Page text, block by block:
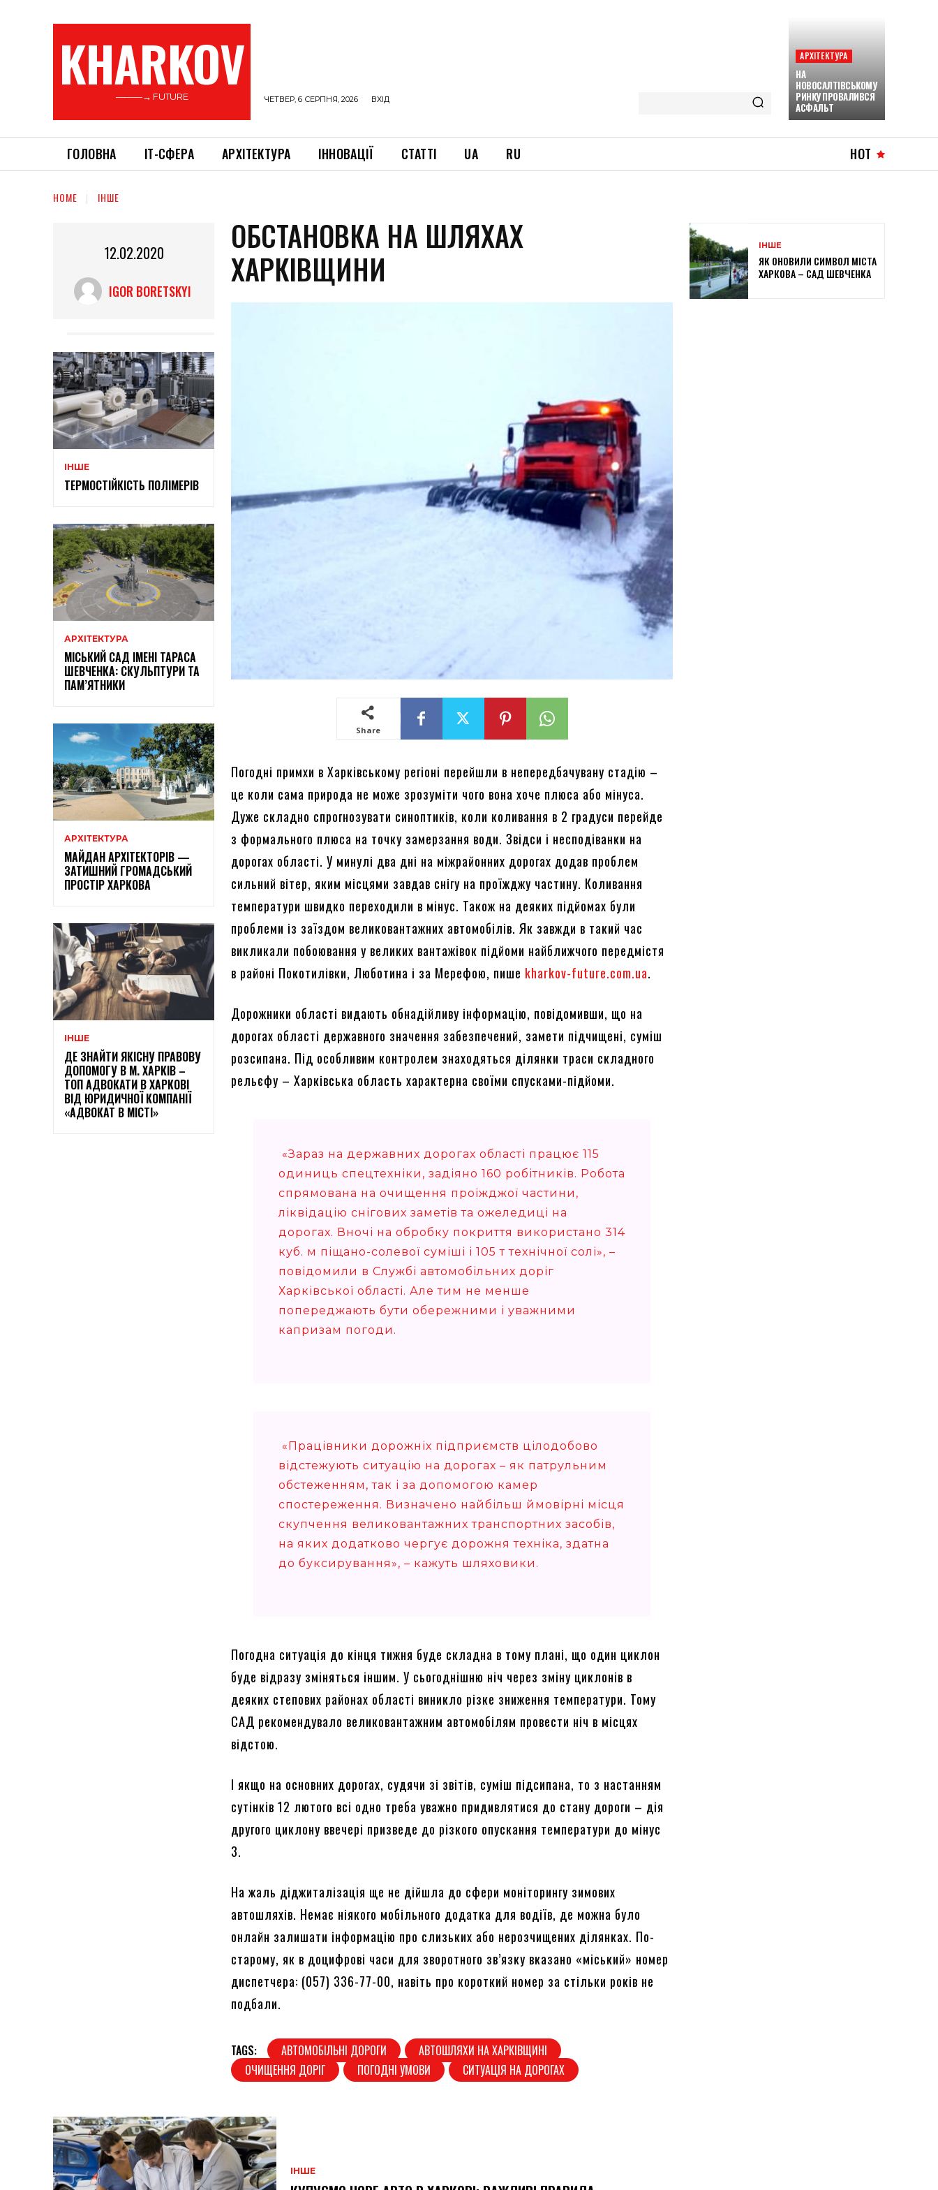
KHARKOV
———→ FUTURE ЧЕТВЕР, 6 СЕРПНЯ, 2026 ВХІД
АРХІТЕКТУРА
НА
НОВОСАЛТІВСЬКОМУ
РИНКУ ПРОВАЛИВСЯ
АСФАЛЬТ
ГОЛОВНА ІТ-СФЕРА АРХІТЕКТУРА ІННОВАЦІЇ СТАТТІ UA RU HOT
HOME ІНШЕ
12.02.2020
IGOR BORETSKYI
ІНШЕ
ТЕРМОСТІЙКІСТЬ ПОЛІМЕРІВ
АРХІТЕКТУРА
МІСЬКИЙ САД ІМЕНІ ТАРАСА
ШЕВЧЕНКА: СКУЛЬПТУРИ ТА
ПАМ’ЯТНИКИ
АРХІТЕКТУРА
МАЙДАН АРХІТЕКТОРІВ —
ЗАТИШНИЙ ГРОМАДСЬКИЙ
ПРОСТІР ХАРКОВА
ІНШЕ
ДЕ ЗНАЙТИ ЯКІСНУ ПРАВОВУ
ДОПОМОГУ В М. ХАРКІВ –
ТОП АДВОКАТИ В ХАРКОВІ
ВІД ЮРИДИЧНОЇ КОМПАНІЇ
«АДВОКАТ В МІСТІ»
ОБСТАНОВКА НА ШЛЯХАХ
ХАРКІВЩИНИ
Share
Погодні примхи в Харківському регіоні перейшли в непередбачувану стадію –
це коли сама природа не може зрозуміти чого вона хоче плюса або мінуса.
Дуже складно спрогнозувати синоптиків, коли коливання в 2 градуси перейде
з формального плюса на точку замерзання води. Звідси і несподіванки на
дорогах області. У минулі два дні на міжрайонних дорогах додав проблем
сильний вітер, яким місцями завдав снігу на проїжджу частину. Коливання
температури швидко переходили в мінус. Також на деяких підйомах були
проблеми із заїздом великовантажних автомобілів. Як завжди в такий час
викликали побоювання у великих вантажівок підйоми найближчого передмістя
в районі Покотилівки, Люботина і за Мерефою, пише kharkov-future.com.ua.
Дорожники області видають обнадійливу інформацію, повідомивши, що на
дорогах області державного значення забезпечений, замети підчищені, суміш
розсипана. Під особливим контролем знаходяться ділянки траси складного
рельєфу – Харківська область характерна своїми спусками-підйоми.
«Зараз на державних дорогах області працює 115
одиниць спецтехніки, задіяно 160 робітників. Робота
спрямована на очищення проїжджої частини,
ліквідацію снігових заметів та ожеледиці на
дорогах. Вночі на обробку покриття використано 314
куб. м піщано-солевої суміші і 105 т технічної солі», –
повідомили в Службі автомобільних доріг
Харківської області. Але тим не менше
попереджають бути обережними і уважними
капризам погоди.
«Працівники дорожніх підприємств цілодобово
відстежують ситуацію на дорогах – як патрульним
обстеженням, так і за допомогою камер
спостереження. Визначено найбільш ймовірні місця
скупчення великовантажних транспортних засобів,
на яких додатково чергує дорожня техніка, здатна
до буксирування», – кажуть шляховики.
Погодна ситуація до кінця тижня буде складна в тому плані, що один циклон
буде відразу зміняться іншим. У сьогоднішню ніч через зміну циклонів в
деяких степових районах області виникло різке зниження температури. Тому
САД рекомендувало великовантажним автомобілям провести ніч в місцях
відстою.
І якщо на основних дорогах, судячи зі звітів, суміш підсипана, то з настанням
сутінків 12 лютого всі одно треба уважно придивлятися до стану дороги – дія
другого циклону ввечері призведе до різкого опускання температури до мінус
3.
На жаль діджиталізація ще не дійшла до сфери моніторингу зимових
автошляхів. Немає ніякого мобільного додатка для водіїв, де можна було
онлайн залишати інформацію про слизьких або нерозчищених ділянках. По-
старому, як в доцифрові часи для зворотного зв’язку вказано «міський» номер
диспетчера: (057) 336-77-00, навіть про короткий номер за стільки років не
подбали.
TAGS: АВТОМОБІЛЬНІ ДОРОГИ
АВТОШЛЯХИ НА ХАРКІВЩИНІ
ОЧИЩЕННЯ ДОРІГ
ПОГОДНІ УМОВИ СИТУАЦІЯ НА ДОРОГАХ
ІНШЕ
ІНШЕ
ЯК ОНОВИЛИ СИМВОЛ МІСТА
ХАРКОВА – САД ШЕВЧЕНКА